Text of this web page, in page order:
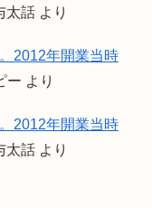
太話 より
2012年開業当時
ー より
2012年開業当時
太話 より